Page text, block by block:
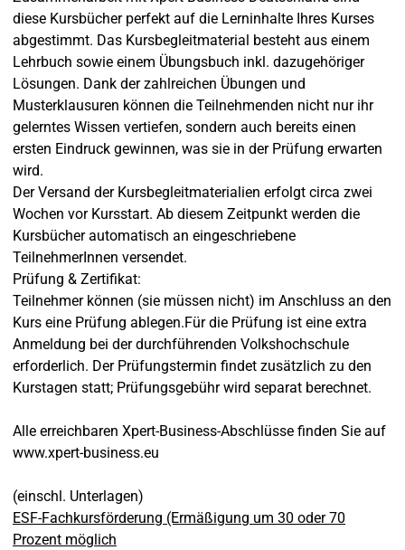
diese Kursbücher perfekt auf die Lerninhalte Ihres Kurses
abgestimmt. Das Kursbegleitmaterial besteht aus einem
Lehrbuch sowie einem Übungsbuch inkl. dazugehöriger
Lösungen. Dank der zahlreichen Übungen und
Musterklausuren können die Teilnehmenden nicht nur ihr
gelerntes Wissen vertiefen, sondern auch bereits einen
ersten Eindruck gewinnen, was sie in der Prüfung erwarten
wird.
Der Versand der Kursbegleitmaterialien erfolgt circa zwei
Wochen vor Kursstart. Ab diesem Zeitpunkt werden die
Kursbücher automatisch an eingeschriebene
TeilnehmerInnen versendet.
Prüfung & Zertifikat:
Teilnehmer können (sie müssen nicht) im Anschluss an den
Kurs eine Prüfung ablegen.Für die Prüfung ist eine extra
Anmeldung bei der durchführenden Volkshochschule
erforderlich. Der Prüfungstermin findet zusätzlich zu den
Kurstagen statt; Prüfungsgebühr wird separat berechnet.
Alle erreichbaren Xpert-Business-Abschlüsse finden Sie auf
www.xpert-business.eu
(einschl. Unterlagen)
ESF-Fachkursförderung (Ermäßigung um 30 oder 70
Prozent möglich